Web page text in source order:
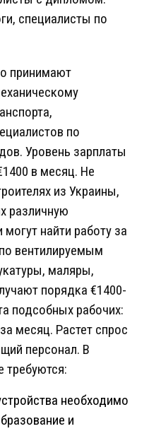
специалисты по
принимают
по
Уровень зарплаты
в месяц. Не
из Украины,
различную
найти работу за
вентилируемым
маляры,
порядка €1400-
подсобных рабочих:
месяц. Растет спрос
персонал. В
требуются:
необходимо
и